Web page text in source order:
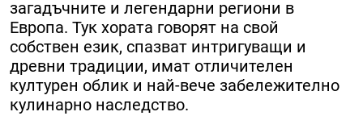
загадъчните и легендарни региони в
Европа. Тук хората говорят на свой
собствен език, спазват интригуващи и
древни традиции, имат отличителен
културен облик и най-вече забележително
кулинарно наследство.